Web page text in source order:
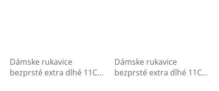
Dámske rukavice
bezprsté extra dlhé 11C -
Dámske rukavice
bezprsté extra dlhé 11C -